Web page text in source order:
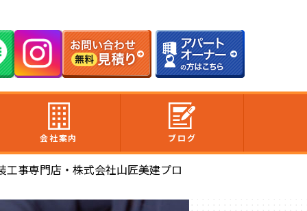
会社案内 ブログ
事専門店・株式会社山匠美建プロ